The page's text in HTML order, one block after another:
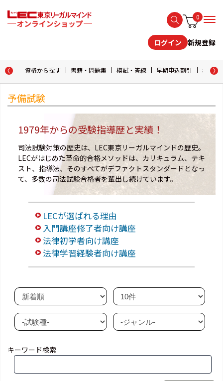
0
ログイン 新規登録
資格から探す 書籍・問題集 模試・答練 早期申込割引 おため
予備試験
1979年からの受験指導歴と実績！
司法試験対策の歴史は、LEC東京リーガルマインドの歴史。
LECがはじめた革命的合格メソッドは、カリキュラム、テキ
スト、指導法、そのすべてがデファクトスタンダードとなっ
て、多数の司法試験合格者を輩出し続けています。
LECが選ばれる理由
入門講座修了者向け講座
法律初学者向け講座
法律学習経験者向け講座
キーワード検索